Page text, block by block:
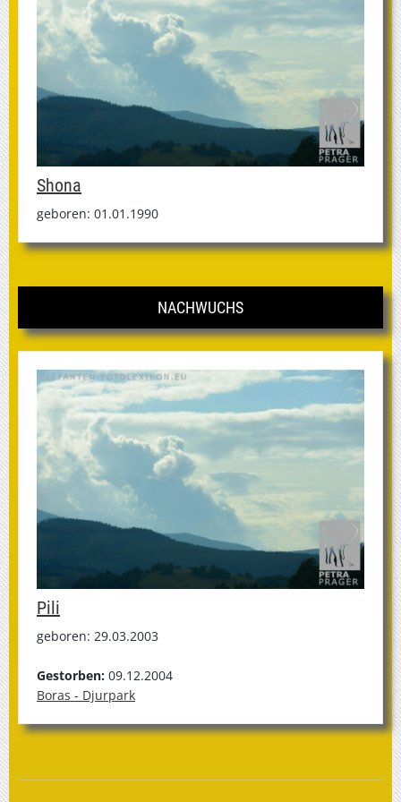
Shona
geboren: 01.01.1990
NACHWUCHS
Pili
geboren: 29.03.2003
Gestorben: 09.12.2004
Boras - Djurpark